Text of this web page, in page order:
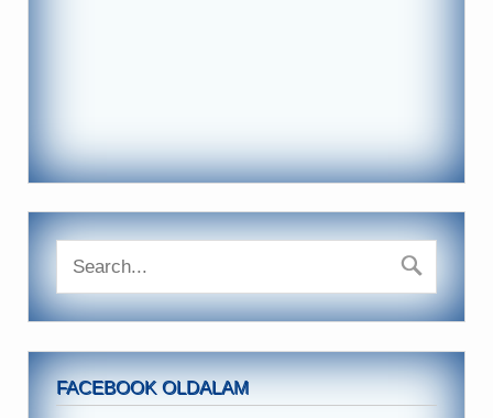
FACEBOOK OLDALAM